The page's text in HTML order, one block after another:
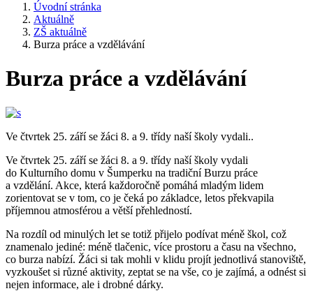
Úvodní stránka
Aktuálně
ZŠ aktuálně
Burza práce a vzdělávání
Burza práce a vzdělávání
Ve čtvrtek 25. září se žáci 8. a 9. třídy naší školy vydali..
Ve čtvrtek 25. září se žáci 8. a 9. třídy naší školy vydali
do Kulturního domu v Šumperku na tradiční Burzu práce
a vzdělání. Akce, která každoročně pomáhá mladým lidem
zorientovat se v tom, co je čeká po základce, letos překvapila
příjemnou atmosférou a větší přehledností.
Na rozdíl od minulých let se totiž přijelo podívat méně škol, což
znamenalo jediné: méně tlačenic, více prostoru a času na všechno,
co burza nabízí. Žáci si tak mohli v klidu projít jednotlivá stanoviště,
vyzkoušet si různé aktivity, zeptat se na vše, co je zajímá, a odnést si
nejen informace, ale i drobné dárky.